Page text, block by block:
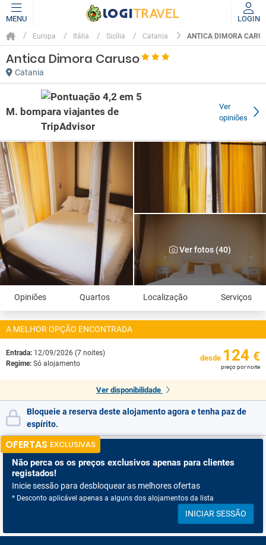
MENU LOGIN
Europa Itália Sicília Catania ANTICA DIMORA
Antica Dimora Caruso
Catania
M. bom
Ver
opiniões
Ver fotos (40)
Opiniões Quartos Localização Serviços
A MELHOR OPÇÃO ENCONTRADA
Entrada: 12/09/2026 (7 noites)
Regime: Só alojamento
desde 124 €
preço por noite
Ver disponibilidade
Bloqueie a reserva deste alojamento agora e tenha paz de
espírito.
OFERTAS EXCLUSIVAS
Não perca os os preços exclusivos apenas para clientes
registados!
Inicie sessão para desbloquear as melhores ofertas
* Desconto aplicável apenas a alguns dos alojamentos da lista
INICIAR SESSÃO